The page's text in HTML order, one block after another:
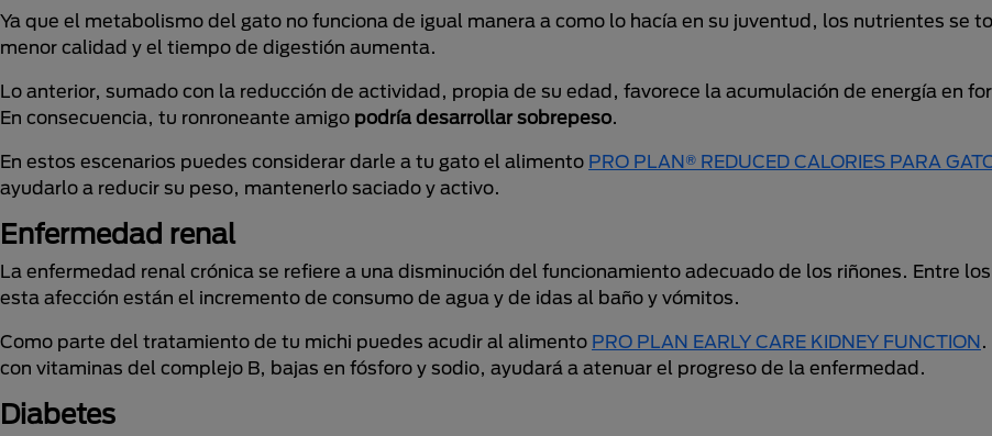
Ya que el metabolismo del gato no funciona de igual manera a como lo hacía en su juventud, los nutrientes se
menor calidad y el tiempo de digestión aumenta.
Lo anterior, sumado con la reducción de actividad, propia de su edad, favorece la acumulación de energía en
En consecuencia, tu ronroneante amigo podría desarrollar sobrepeso.
En estos escenarios puedes considerar darle a tu gato el alimento PRO PLAN® REDUCED CALORIES PARA
ayudarlo a reducir su peso, mantenerlo saciado y activo.
Enfermedad renal
La enfermedad renal crónica se refiere a una disminución del funcionamiento adecuado de los riñones. Entre
esta afección están el incremento de consumo de agua y de idas al baño y vómitos.
Como parte del tratamiento de tu michi puedes acudir al alimento PRO PLAN EARLY CARE KIDNEY FUNCTION.
con vitaminas del complejo B, bajas en fósforo y sodio, ayudará a atenuar el progreso de la enfermedad.
Diabetes